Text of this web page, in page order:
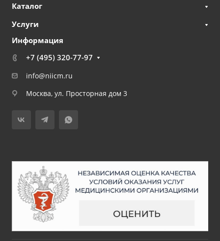
Каталог
Услуги
Информация
+7 (495) 320-77-97
info@niicm.ru
Москва, ул. Просторная дом 3